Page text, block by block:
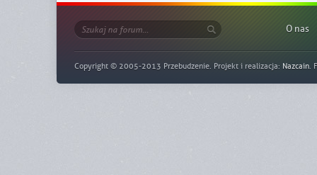
O nas
Copyright © 2005-2013 Przebudzenie. Projekt i realizacja: Nazcain.